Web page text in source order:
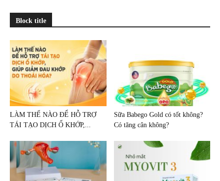
Block title
LÀM THẾ NÀO ĐỂ HỖ TRỢ
TÁI TẠO DỊCH Ổ KHỚP,...
Sữa Babego Gold có tốt không?
Có tăng cân không?